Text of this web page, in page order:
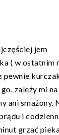
jem
( w ostatnim
pewnie
zależy mi
ani smażony.
i
grzać